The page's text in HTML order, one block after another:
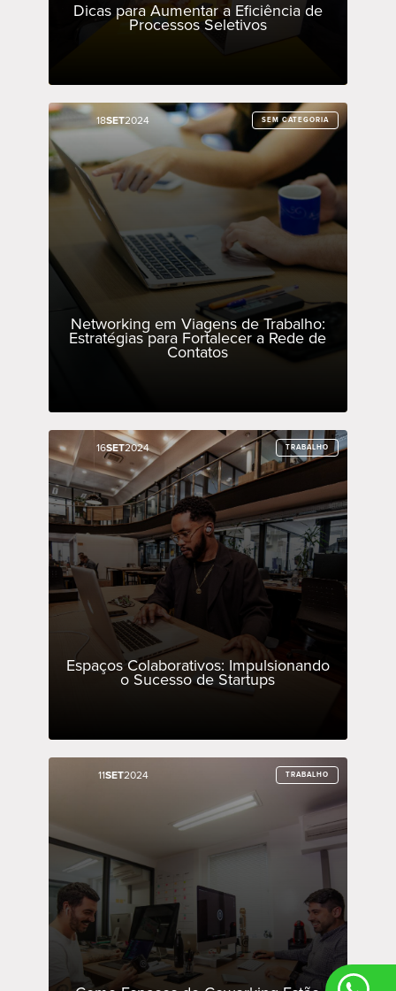
Dicas para Aumentar a Eficiência de
Processos Seletivos
18SET2024 SEM CATEGORIA
Networking em Viagens de Trabalho:
Estratégias para Fortalecer a Rede de
Contatos
18SET2024 SEM CATEGORIA
16SET2024 TRABALHO
Espaços Colaborativos: Impulsionando
o Sucesso de Startups
16SET2024 TRABALHO
11SET2024 TRABALHO
11SET2024 TRABALHO